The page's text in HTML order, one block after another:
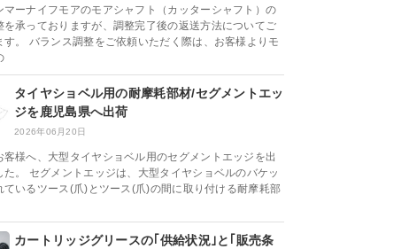
マーナイフモアのモアシャフト（カッターシャフト）の
を承っておりますが、調整完了後の返送方法についてご
す。 バランス調整をご依頼いただく際は、お客様よりモ
タイヤショベル用の耐摩耗部材/セグメントエッ
ジを鹿児島県へ出荷
2026年06月20日
客様へ、大型タイヤショベル用のセグメントエッジを出
た。 セグメントエッジは、大型タイヤショベルのバケッ
ているツース(爪)とツース(爪)の間に取り付ける耐摩耗部
カートリッジグリースの｢供給状況｣と｢販売条